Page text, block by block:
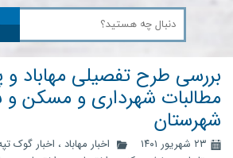
بررسی طرح تفصیلی مهاباد و
مطالبات شهرداری و مسکن
شهرستان
۲۳ شهریور ۱۴۰۱ اخبار مهاباد ، اخبار گوک